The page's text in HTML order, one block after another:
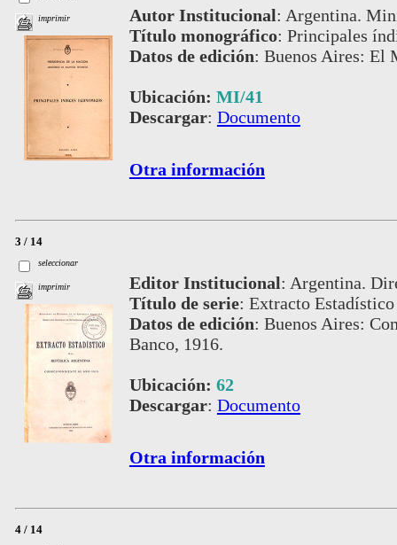
imprimir Autor Institucional: Argentina.
Título monográfico: Principales
Datos de edición: Buenos Aires: El
Ubicación: MI/41
Descargar: Documento
Otra información
3 / 14
seleccionar
imprimir Editor Institucional: Argentina.
Título de serie: Extracto
Datos de edición: Buenos Aires:
Banco, 1916.
Ubicación: 62
Descargar: Documento
Otra información
4 / 14